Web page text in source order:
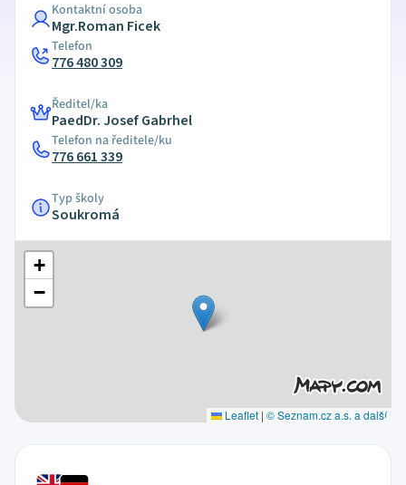
Kontaktní osoba
Mgr.Roman Ficek
Telefon
776 480 309
Ředitel/ka
PaedDr. Josef Gabrhel
Telefon na ředitele/ku
776 661 339
Typ školy
Soukromá
+
−
Leaflet | © Seznam.cz a.s. a další